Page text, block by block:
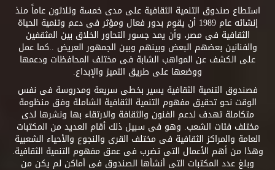
استطاع صندوق التنمية الثقافية على مدى خمسة وثلاثون عاماً منذ
إنشائه عام 1989 أن يقوم بدور فعال ومؤثر فى دعم وتنمية الحياة
الثقافية فى مصر، وأن يمد جسور التحاور الخلاق بين المثقفين
والفنانين بعضهم البعض وبينهم وبين الجمهور العريض ..كما عمل
على الكشف عن المواهب الشابة فى مختلف المحافظات ودعمها
ووضعها على طريق التميز والإبداع.
فصندوق التنمية الثقافية يسير بخطى سريعة ومدروسة فى نفس
الوقت نحو تحقيق مفهوم التنمية الثقافية الشاملة وفق منظومة
متكاملة تهدف لدعم الفنون والثقافة والارتقاء بها ونشرها لدى
مختلف فئات الشعب. وهو فى سبيل ذلك أقام العديد من المكتبات
العامة والمراكز الثقافية فى مختلف القرى والنجوع والأحياء الشعبية
وهذا من أهم الأعمال التى تضرب فى عمق مفهوم التنمية الثقافية.
وبلغ عدد المكتبات التى أنشأها الصندوق فى أماكن لم يكن من